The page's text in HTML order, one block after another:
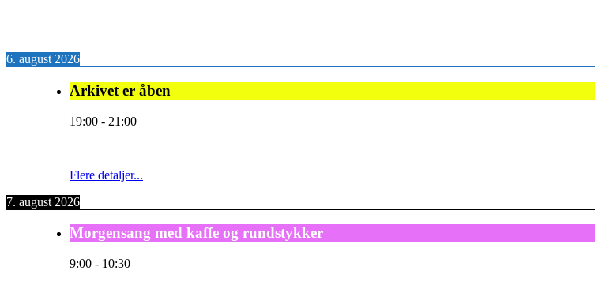
6. august 2026
Arkivet er åben
19:00 - 21:00
Flere detaljer...
7. august 2026
Morgensang med kaffe og rundstykker
9:00 - 10:30